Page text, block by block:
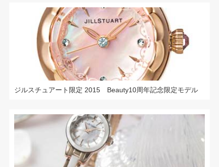
ジルスチュアート限定 2015 Beauty10周年記念限定モデル